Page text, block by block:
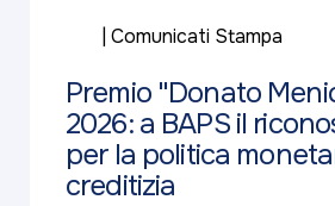
Comunicati Stampa
Premio "Donato
2026: a BAPS il
per la politica
creditizia